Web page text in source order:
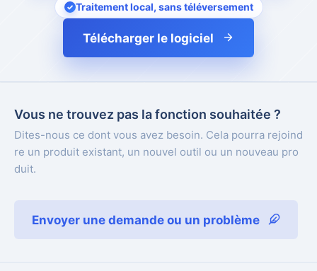
Traitement local, sans téléversement
Télécharger le logiciel
Vous ne trouvez pas la fonction souhaitée ?
Dites-nous ce dont vous avez besoin. Cela pourra rejoind
re un produit existant, un nouvel outil ou un nouveau pro
duit.
Envoyer une demande ou un problème